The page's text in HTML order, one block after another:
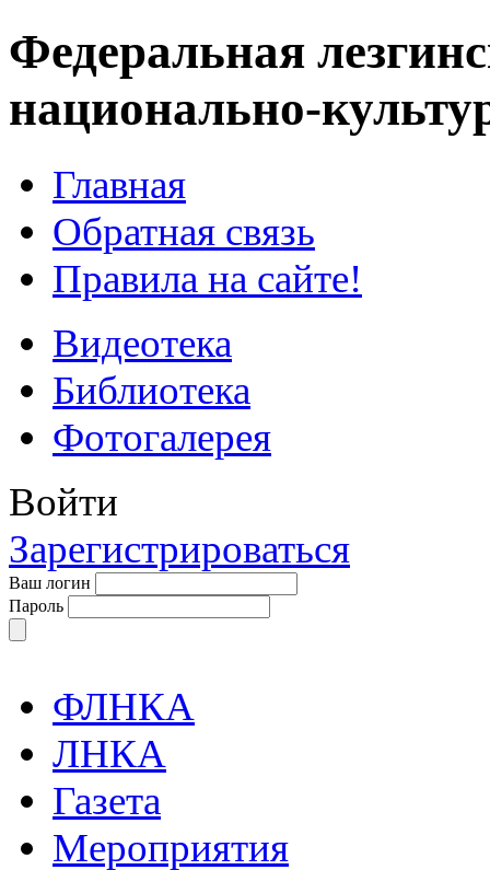
Федеральная
национально-
Главная
Обратная связь
Правила на сайте!
Видеотека
Библиотека
Фотогалерея
Войти
Зарегистрироваться
Ваш логин
Пароль
ФЛНКА
ЛНКА
Газета
Мероприятия